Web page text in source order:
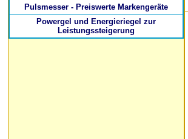
Pulsmesser - Preiswerte Markengeräte
Powergel und Energieriegel zur
Leistungssteigerung